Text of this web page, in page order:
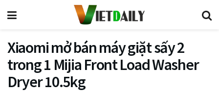
Xiaomi mở bán máy giặt sấy 2
trong 1 Mijia Front Load Washer
Dryer 10.5kg